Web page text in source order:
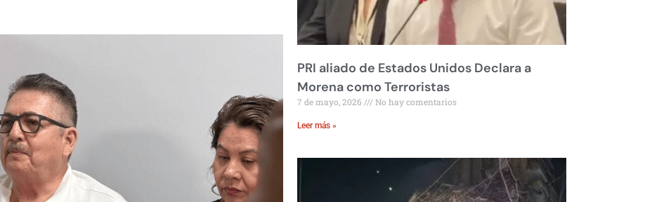
PRI aliado de Estados Unidos Declara a
Morena como Terroristas
7 de mayo, 2026 No hay comentarios
Leer más »